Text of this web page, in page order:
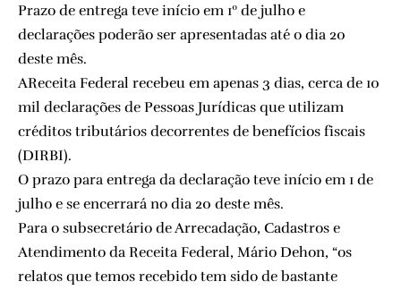
Prazo de entrega teve início em 1º de julho e
declarações poderão ser apresentadas até o dia 20
deste mês.
AReceita Federal recebeu em apenas 3 dias, cerca de 10
mil declarações de Pessoas Jurídicas que utilizam
créditos tributários decorrentes de benefícios fiscais
(DIRBI).
O prazo para entrega da declaração teve início em 1 de
julho e se encerrará no dia 20 deste mês.
Para o subsecretário de Arrecadação, Cadastros e
Atendimento da Receita Federal, Mário Dehon, “os
relatos que temos recebido tem sido de bastante